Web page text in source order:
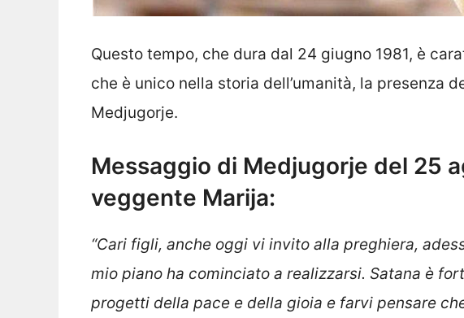
Questo tempo, che dura dal 24 giugno 1981, è
che è unico nella storia dell’umanità, la presenza
Medjugorje.
Messaggio di Medjugorje del 25
veggente Marija:
“Cari figli, anche oggi vi invito alla preghiera,
mio piano ha cominciato a realizzarsi. Satana è
progetti della pace e della gioia e farvi pensare